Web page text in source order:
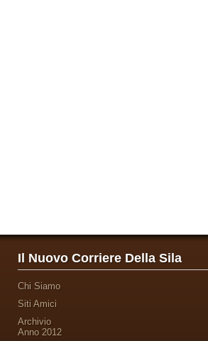
Il Nuovo Corriere Della Sila
Chi Siamo
Siti Amici
Archivio
Anno 2012